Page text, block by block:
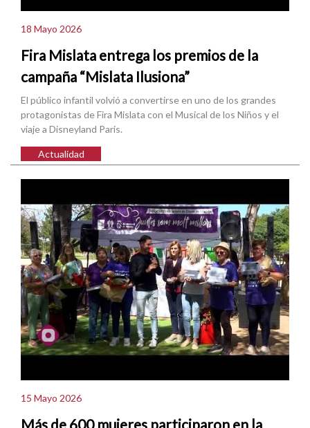
18 Mayo 2026
Fira Mislata entrega los premios de la
campaña “Mislata Ilusiona”
El público infantil volvió a convertirse en uno de los grandes
protagonistas de Fira Mislata con el Musical de los Niños y el
viaje a Disneyland Paris.
Actualidad
15 Mayo 2026
Más de 600 mujeres participaron en la